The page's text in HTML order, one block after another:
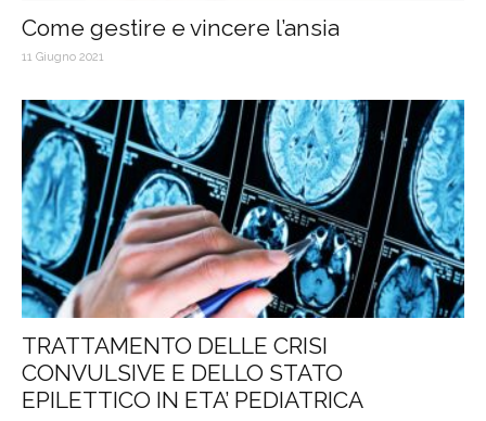
Come gestire e vincere l’ansia
11 Giugno 2021
TRATTAMENTO DELLE CRISI
CONVULSIVE E DELLO STATO
EPILETTICO IN ETA’ PEDIATRICA